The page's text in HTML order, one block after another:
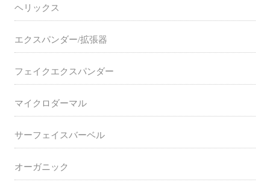
ヘリックス
エクスパンダー/拡張器
フェイクエクスパンダー
マイクロダーマル
サーフェイスバーベル
オーガニック